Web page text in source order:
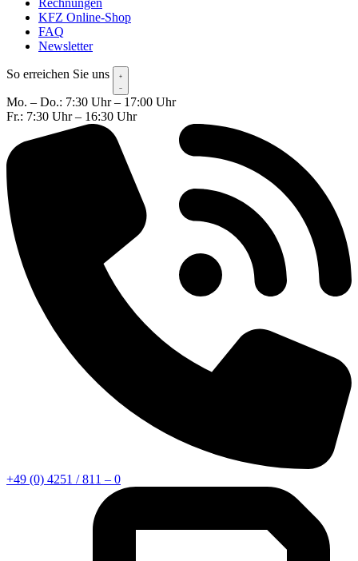
KFZ Online-Shop
FAQ
Newsletter
So erreichen Sie uns
Mo. – Do.: 7:30 Uhr – 17:00 Uhr
Fr.: 7:30 Uhr – 16:30 Uhr
+49 (0) 4251 / 811 – 0